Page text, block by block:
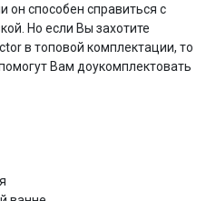
он способен справиться с
Но если Вы захотите
в топовой комплектации, то
Вам доукомплектовать